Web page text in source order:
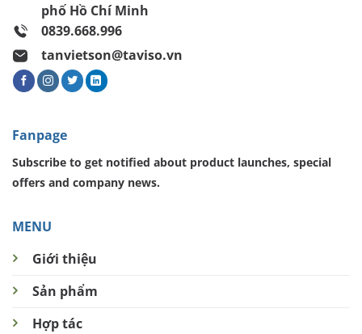
phố Hồ Chí Minh
0839.668.996
tanvietson@taviso.vn
MENU
Giới thiệu
Sản phẩm
Hợp tác
Fanpage
Subscribe to get notified about product launches, special
offers and company news.